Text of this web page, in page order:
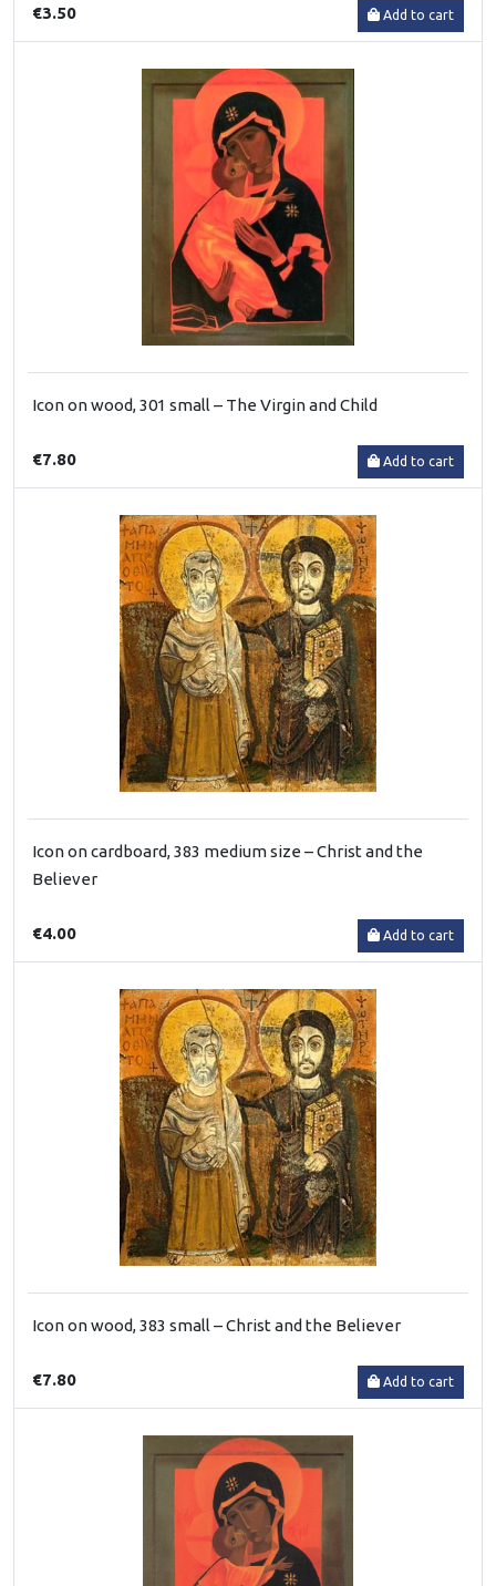
€3.50 Add to cart
Icon on wood, 301 small – The Virgin and Child
€7.80 Add to cart
Icon on cardboard, 383 medium size – Christ and the
Believer
€4.00 Add to cart
Icon on wood, 383 small – Christ and the Believer
€7.80 Add to cart